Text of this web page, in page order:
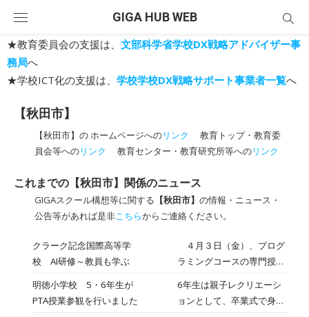
content
GIGA HUB WEB
★教育委員会の支援は、 文部科学省学校DX戦略アドバイザー事
務局へ
★学校ICT化の支援は、 学校学校DX戦略サポート事業者一覧へ
【秋田市】
【秋田市】の ホームページへのリンク
教育トップ・教育委
員会等へのリンク 教育センター・教育研究所等へのリンク
これまでの【秋田市】関係のニュース
GIGAスクール構想等に関する 【秋田市】 の情報・ニュース・
公告等があれば是非こちらからご連絡ください。
クラーク記念国際高等学
校 AI研修～教員も学ぶ
４月３日（金）、プログ
ラミングコースの専門授業
崎先生を講師に、教員を対
象とした「AI活用研修」を
明徳小学校 5・6年生が
PTA授業参観を行いました
6年生は親子レクリエーシ
ョンとして、卒業式で身に